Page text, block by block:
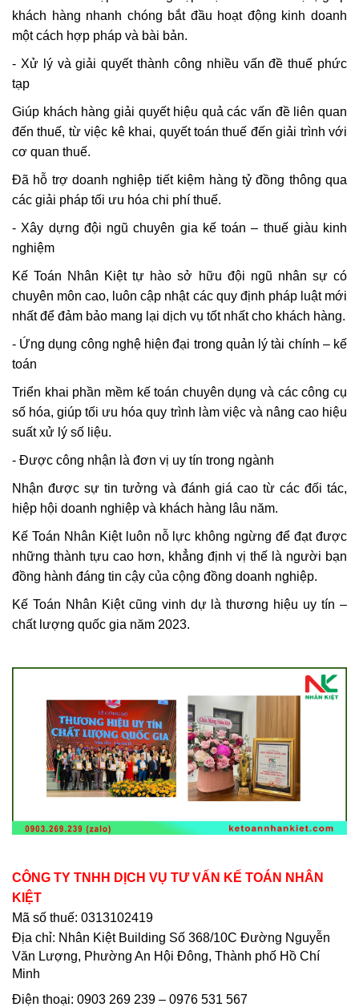
khách hàng nhanh chóng bắt đầu hoạt động kinh doanh
một cách hợp pháp và bài bản.
- Xử lý và giải quyết thành công nhiều vấn đề thuế phức
tạp
Giúp khách hàng giải quyết hiệu quả các vấn đề liên quan
đến thuế, từ việc kê khai, quyết toán thuế đến giải trình với
cơ quan thuế.
Đã hỗ trợ doanh nghiệp tiết kiệm hàng tỷ đồng thông qua
các giải pháp tối ưu hóa chi phí thuế.
- Xây dựng đội ngũ chuyên gia kế toán – thuế giàu kinh
nghiệm
Kế Toán Nhân Kiệt tự hào sở hữu đội ngũ nhân sự có
chuyên môn cao, luôn cập nhật các quy định pháp luật mới
nhất để đảm bảo mang lại dịch vụ tốt nhất cho khách hàng.
- Ứng dụng công nghệ hiện đại trong quản lý tài chính – kế
toán
Triển khai phần mềm kế toán chuyên dụng và các công cụ
số hóa, giúp tối ưu hóa quy trình làm việc và nâng cao hiệu
suất xử lý số liệu.
- Được công nhận là đơn vị uy tín trong ngành
Nhận được sự tin tưởng và đánh giá cao từ các đối tác,
hiệp hội doanh nghiệp và khách hàng lâu năm.
Kế Toán Nhân Kiệt luôn nỗ lực không ngừng để đạt được
những thành tựu cao hơn, khẳng định vị thế là người bạn
đồng hành đáng tin cậy của cộng đồng doanh nghiệp.
Kế Toán Nhân Kiệt cũng vinh dự là thương hiệu uy tín –
chất lượng quốc gia năm 2023.
CÔNG TY TNHH DỊCH VỤ TƯ VẤN KẾ TOÁN NHÂN
KIỆT
Mã số thuế: 0313102419
Địa chỉ: Nhân Kiệt Building Số 368/10C Đường Nguyễn
Văn Lượng, Phường An Hội Đông, Thành phố Hồ Chí
Minh
Điện thoại: 0903 269 239 – 0976 531 567